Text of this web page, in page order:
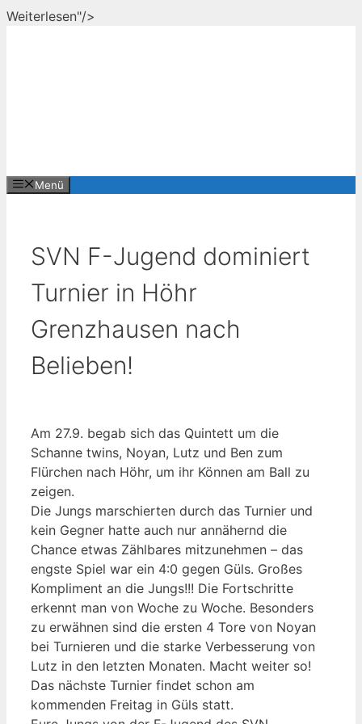
Weiterlesen"/>
Menü
SVN F-Jugend dominiert
Turnier in Höhr
Grenzhausen nach
Belieben!
Am 27.9. begab sich das Quintett um die
Schanne twins, Noyan, Lutz und Ben zum
Flürchen nach Höhr, um ihr Können am Ball zu
zeigen.
Die Jungs marschierten durch das Turnier und
kein Gegner hatte auch nur annähernd die
Chance etwas Zählbares mitzunehmen – das
engste Spiel war ein 4:0 gegen Güls. Großes
Kompliment an die Jungs!!! Die Fortschritte
erkennt man von Woche zu Woche. Besonders
zu erwähnen sind die ersten 4 Tore von Noyan
bei Turnieren und die starke Verbesserung von
Lutz in den letzten Monaten. Macht weiter so!
Das nächste Turnier findet schon am
kommenden Freitag in Güls statt.